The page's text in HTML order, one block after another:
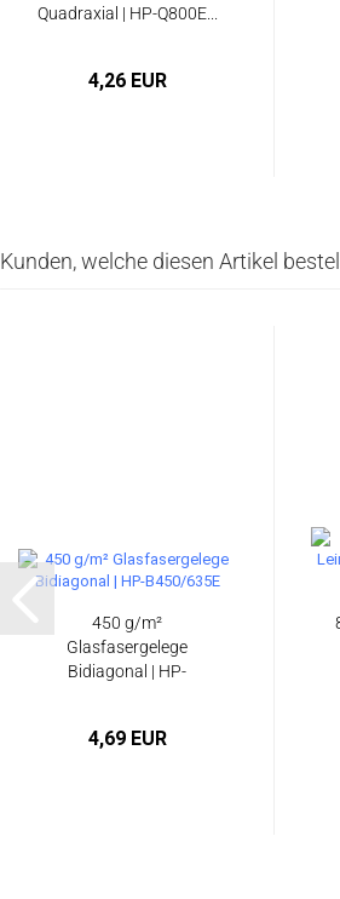
Quadraxial | HP-Q800E...
4,26 EUR
Kunden, welche diesen Artikel
450 g/m²
Glasfasergelege
Bidiagonal | HP-
4,69 EUR